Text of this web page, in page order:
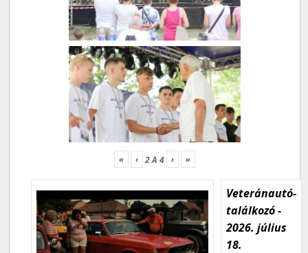
« ‹ 2A 4 › »
Veteránautó-
találkozó -
2026. július
18.